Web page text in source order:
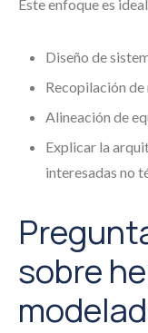
Este enfoque es
Diseño de
Recopilación
Alineación de
Explicar la
interesadas no
sobre